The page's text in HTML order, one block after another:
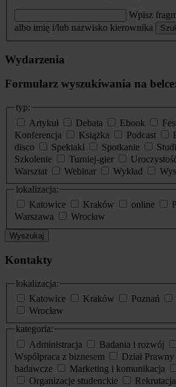
Wpisz
albo imię i/lub nazwisko kierownika
Wydarzenia
Formularz wyszukiwania na
typ:
Artykuł
Debata Ebook
Konferencja
Książka Podcast
disco
Spektakl Spotkanie
Szkolenie
Turniej-gier
Warsztat
Webinar Wykład
lokalizacja:
Katowice
Kraków online
Warszawa
Wrocław
Wyszukaj
Kontakty
lokalizacja:
Katowice
Kraków Poznań
Wrocław
kategoria:
Administracja
Badania i rozwój
Współpraca z biznesem
Dział Prawny
badawcze
Marketing i komunikacja
Organizacje studenckie
Rekrutacja